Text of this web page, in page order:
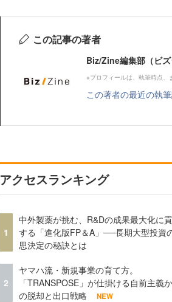
この記事の著者
Biz/Zine編集部（ビズ
※プロフィールは、執筆時点、
この著者の最近の執
アクセスランキング
1
中外製薬が挑む、R&Dの成果最大化に
する「進化版FP＆A」──長期大型投資
思決定の秘訣とは
2
ヤマハ流・新規事業の育て方。
「TRANSPOSE」が仕掛ける自前主義
の脱却と出口戦略
NEW